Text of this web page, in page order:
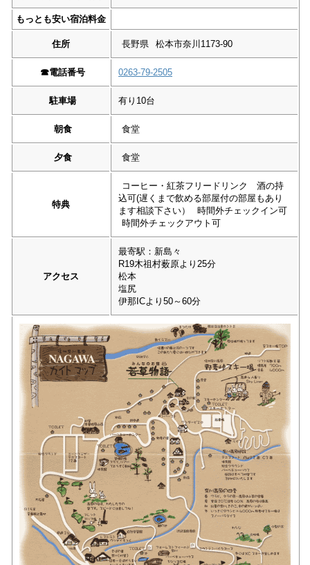
もっとも安い宿泊料金
住所 長野県 松本市奈川1173-90
☎︎電話番号 0263-79-2505
駐車場 有り10台
朝食 食堂
夕食 食堂
特典
コーヒー・紅茶フリードリンク 酒の持
込可(遅くまで飲める部屋付の部屋もあり
ます相談下さい）
時間外チェックイン可
時間外チェックアウト可
アクセス
最寄駅：新島々
R19木祖村薮原より25分
松本
塩尻
伊那ICより50～60分